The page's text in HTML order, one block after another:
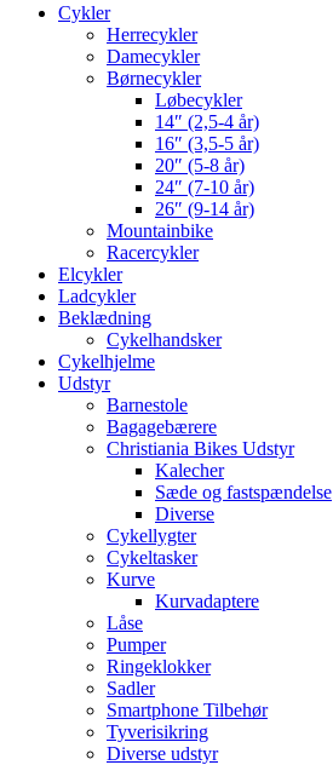
Cykler
Herrecykler
Damecykler
Børnecykler
Løbecykler
14″ (2,5-4 år)
16″ (3,5-5 år)
20″ (5-8 år)
24″ (7-10 år)
26″ (9-14 år)
Mountainbike
Racercykler
Elcykler
Ladcykler
Beklædning
Cykelhandsker
Cykelhjelme
Udstyr
Barnestole
Bagagebærere
Christiania Bikes Udstyr
Kalecher
Sæde og fastspændelse
Diverse
Cykellygter
Cykeltasker
Kurve
Kurvadaptere
Låse
Pumper
Ringeklokker
Sadler
Smartphone Tilbehør
Tyverisikring
Diverse udstyr